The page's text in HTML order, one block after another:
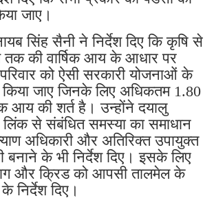
जाए।
सिंह सैनी ने निर्देश दिए कि कृषि से
की वार्षिक आय के आधार पर
को ऐसी सरकारी योजनाओं के
जाए जिनके लिए अधिकतम 1.80
आय की शर्त है। उन्होंने दयालु
से संबंधित समस्या का समाधान
अधिकारी और अतिरिक्त उपायुक्त
के भी निर्देश दिए। इसके लिए
और क्रिड को आपसी तालमेल के
निर्देश दिए।